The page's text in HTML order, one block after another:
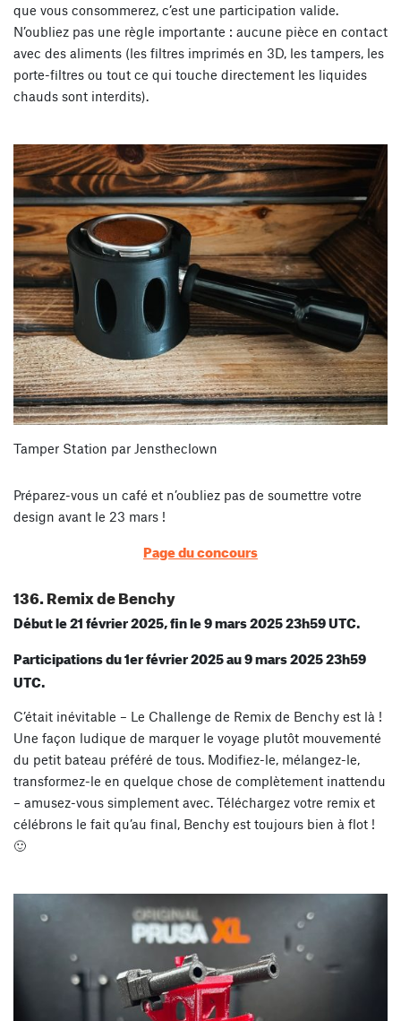
que vous consommerez, c’est une participation valide.
N’oubliez pas une règle importante : aucune pièce en contact
avec des aliments (les filtres imprimés en 3D, les tampers, les
porte-filtres ou tout ce qui touche directement les liquides
chauds sont interdits).
Tamper Station par Jenstheclown
Préparez-vous un café et n’oubliez pas de soumettre votre
design avant le 23 mars !
Page du concours
136. Remix de Benchy
Début le 21 février 2025, fin le 9 mars 2025 23h59 UTC.
Participations du 1er février 2025 au 9 mars 2025 23h59
UTC.
C’était inévitable – Le Challenge de Remix de Benchy est là !
Une façon ludique de marquer le voyage plutôt mouvementé
du petit bateau préféré de tous. Modifiez-le, mélangez-le,
transformez-le en quelque chose de complètement inattendu
– amusez-vous simplement avec. Téléchargez votre remix et
célébrons le fait qu’au final, Benchy est toujours bien à flot !
🙂